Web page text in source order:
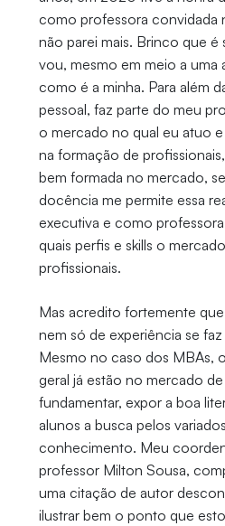
como professora convidada
não parei mais. Brinco que é
vou, mesmo em meio a uma
como é a minha. Para além
pessoal, faz parte do meu
o mercado no qual eu atuo
na formação de
bem formada no mercado,
docência me permite essa
executiva e como
quais perfis e skills o
profissionais.
Mas acredito fortemente
nem só de experiência se
Mesmo no caso dos MBAs,
geral já estão no mercado
fundamentar, expor a boa
alunos a busca pelos
conhecimento. Meu
professor Milton Sousa,
uma citação de autor
ilustrar bem o ponto que